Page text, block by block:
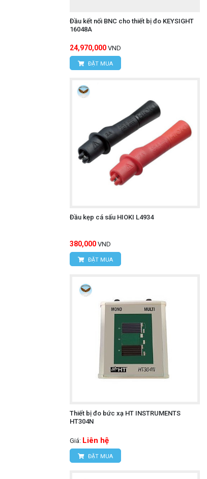
Đầu kết nối BNC cho thiết bị đo KEYSIGHT
16048A
24,970,000 VND
ĐẶT MUA
Đầu kẹp cá sấu HIOKI L4934
380,000 VND
ĐẶT MUA
Thiết bị đo bức xạ HT INSTRUMENTS
HT304N
Giá: Liên hệ
ĐẶT MUA